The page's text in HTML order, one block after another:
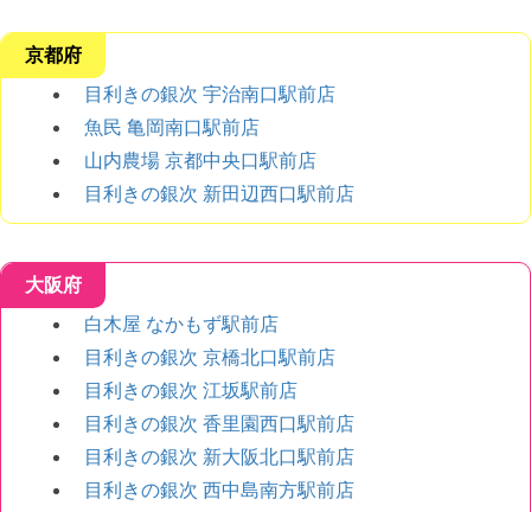
京都府
目利きの銀次 宇治南口駅前店
魚民 亀岡南口駅前店
山内農場 京都中央口駅前店
目利きの銀次 新田辺西口駅前店
大阪府
白木屋 なかもず駅前店
目利きの銀次 京橋北口駅前店
目利きの銀次 江坂駅前店
目利きの銀次 香里園西口駅前店
目利きの銀次 新大阪北口駅前店
目利きの銀次 西中島南方駅前店